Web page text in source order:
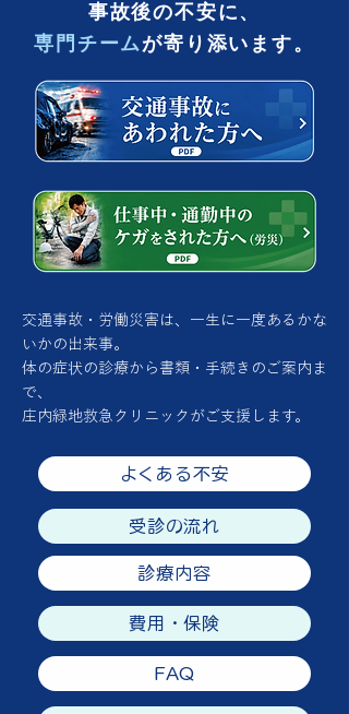
事故後の不安に、
専門チームが寄り添います。
交通事故・労働災害は、一生に一度あるかな
いかの出来事。
体の症状の診療から書類・手続きのご案内ま
で、
庄内緑地救急クリニックがご支援します。
よくある不安
受診の流れ
診療内容
費用・保険
FAQ